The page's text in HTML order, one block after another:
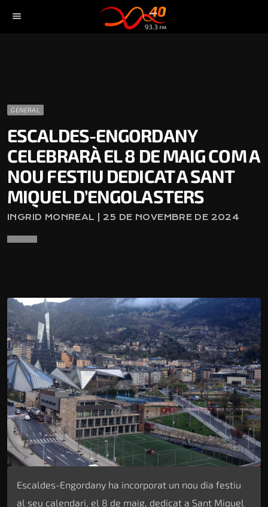
menu
GENERAL
ESCALDES-ENGORDANY
CELEBRARÀ EL 8 DE MAIG COM A
NOU FESTIU DEDICAT A SANT
MIQUEL D’ENGOLASTERS
INGRID MONREAL | 25 DE NOVEMBRE DE 2024
Escaldes-Engordany ha incorporat un nou dia festiu
al seu calendari, el 8 de maig, dedicat a Sant Miquel